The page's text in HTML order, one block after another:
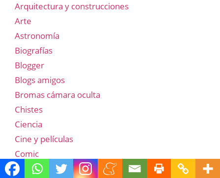
Arquitectura y construcciones
Arte
Astronomía
Biografías
Blogger
Blogs amigos
Bromas cámara oculta
Chistes
Ciencia
Cine y películas
Comic
Cortos y animación